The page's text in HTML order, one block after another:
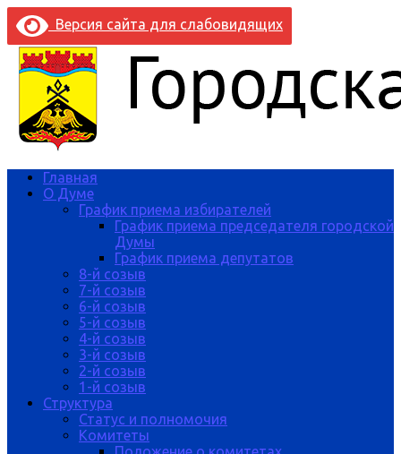
Версия сайта для слабовидящих
Главная
О Думе
График приема избирателей
График приема председателя городской
Думы
График приема депутатов
8-й созыв
7-й созыв
6-й созыв
5-й созыв
4-й созыв
3-й созыв
2-й созыв
1-й созыв
Структура
Статус и полномочия
Комитеты